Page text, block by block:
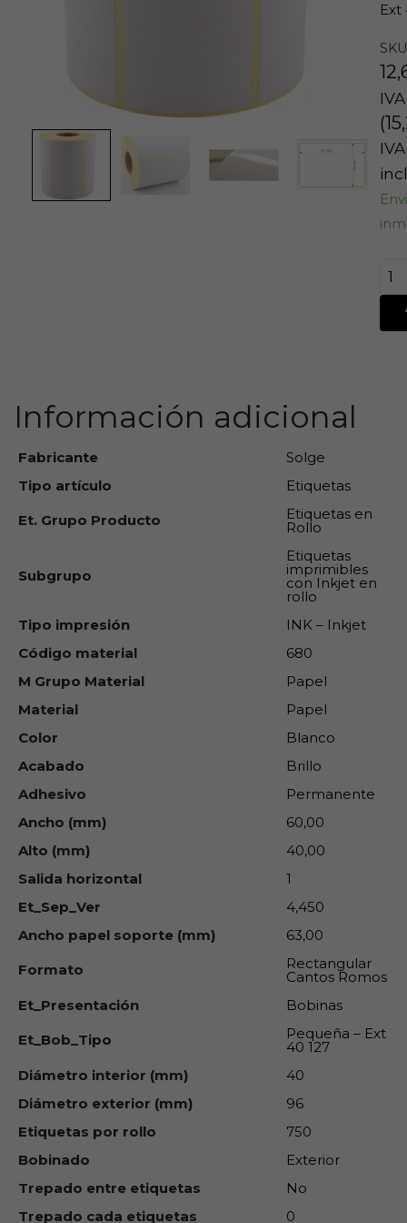
Ext
IVA
(
IVA
Información adicional
Fabricante
Solge
Tipo artículo
Etiquetas
Et. Grupo Producto
Etiquetas en
Rollo
Subgrupo
Etiquetas
imprimibles
con Inkjet en
rollo
Tipo impresión
INK – Inkjet
Código material
680
M Grupo Material
Papel
Material
Papel
Color
Blanco
Acabado
Brillo
Adhesivo
Permanente
Ancho (mm)
60,00
Alto (mm)
40,00
Salida horizontal
1
Et_Sep_Ver
4,450
Ancho papel soporte (mm)
63,00
Formato
Rectangular
Cantos Romos
Et_Presentación
Bobinas
Et_Bob_Tipo
Pequeña – Ext
40 127
Diámetro interior (mm)
40
Diámetro exterior (mm)
96
Etiquetas por rollo
750
Bobinado
Exterior
Trepado entre etiquetas
No
Trepado cada etiquetas
0